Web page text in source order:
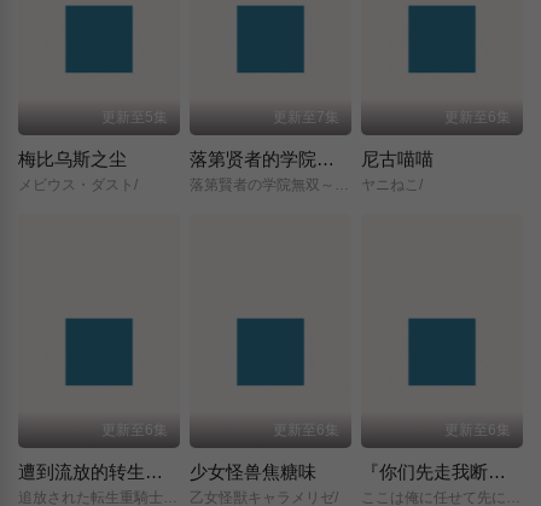
更新至5集
梅比乌斯之尘
メビウス・ダスト/
更新至7集
落第贤者的学院无双～第二次转生的S级开外挂魔术师冒险录～
落第賢者の学院無双～二度目の転生、Sランクチート魔術師冒険録～/
更新至6集
尼古喵喵
ヤニねこ/
更新至6集
遭到流放的转生重骑士凭借游戏知识大开无双
追放された転生重騎士はゲーム知識で無双する/
更新至6集
少女怪兽焦糖味
乙女怪獣キャラメリゼ/
更新至6集
『你们先走我断后』，于是10年后我成为了传说
ここは俺に任せて先に行けと言ってから10年がたったら伝説になっていた。/